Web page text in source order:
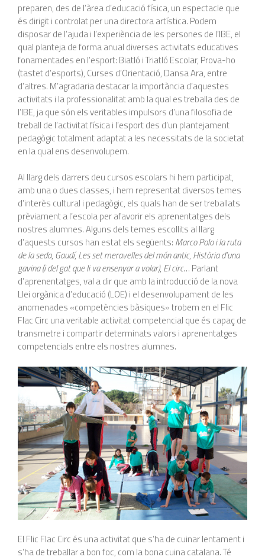
preparen, des de l’àrea d’educació física, un espectacle que
és dirigit i controlat per una directora artística. Podem
disposar de l’ajuda i l’experiència de les persones de l’IBE, el
qual planteja de forma anual diverses activitats educatives
fonamentades en l’esport: Biatló i Triatló Escolar, Prova-ho
(tastet d’esports), Curses d’Orientació, Dansa Ara, entre
d’altres. M’agradaria destacar la importància d’aquestes
activitats i la professionalitat amb la qual es treballa des de
l’IBE, ja que són els veritables impulsors d’una filosofia de
treball de l’activitat física i l’esport des d’un plantejament
pedagògic totalment adaptat a les necessitats de la societat
en la qual ens desenvolupem.
Al llarg dels darrers deu cursos escolars hi hem participat,
amb una o dues classes, i hem representat diversos temes
d’interès cultural i pedagògic, els quals han de ser treballats
prèviament a l’escola per afavorir els aprenentatges dels
nostres alumnes. Alguns dels temes escollits al llarg
d’aquests cursos han estat els següents: Marco Polo i la ruta
de la seda, Gaudí,Les set meravelles del món antic, Història d’una
gavina (i del gat que li va ensenyar a volar), El circ… Parlant
d’aprenentatges, val a dir que amb la introducció de la nova
Llei orgànica d’educació (LOE) i el desenvolupament de les
anomenades «competències bàsiques» trobem en el Flic
Flac Circ una veritable activitat competencial que és capaç de
transmetre i compartir determinats valors i aprenentatges
competencials entre els nostres alumnes.
El Flic Flac Circ és una activitat que s’ha de cuinar lentament i
s’ha de treballar a bon foc, com la bona cuina catalana. Té